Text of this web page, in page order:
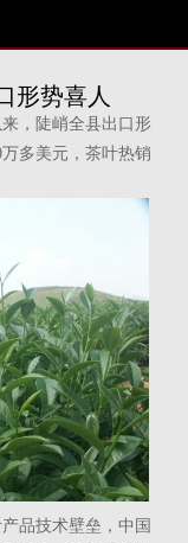
形势喜人
，陡峭全县出口形
多美元，茶叶热销
品技术壁垒，中国